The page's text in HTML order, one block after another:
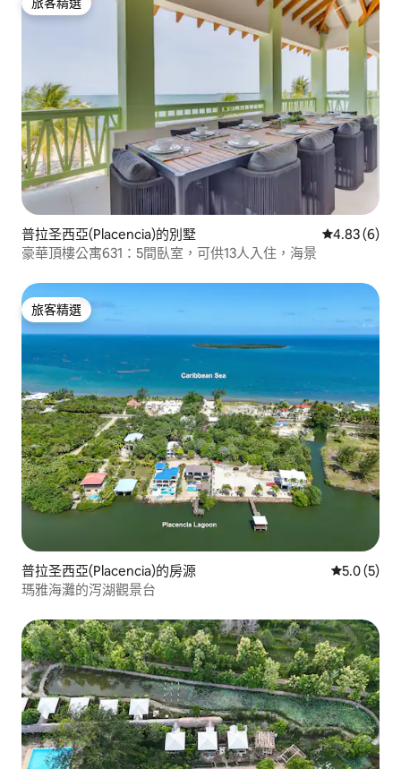
旅客精選
普拉圣西亞(Placencia)的別墅 從 6 則評價
4.83 (6)
豪華頂樓公寓631：5間臥室，可供13人入住，海景
旅客精選
旅客精選
普拉圣西亞(Placencia)的房源 從 5 則評
5.0 (5)
瑪雅海灘的泻湖觀景台